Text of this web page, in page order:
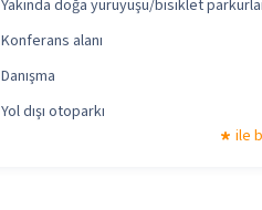
Yakında doğa yürüyüşü/bisiklet
Konferans alanı
Danışma
Yol dışı otoparkı
ile